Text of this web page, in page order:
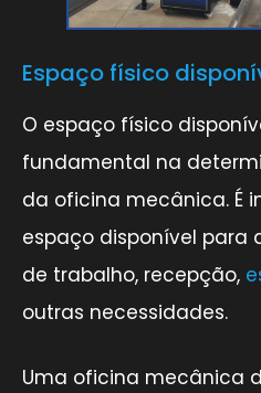
Espaço físico
O espaço físico
fundamental na
da oficina mecânica. É
espaço disponível para
de trabalho, recepção,
outras necessidades.
Uma oficina mecânica